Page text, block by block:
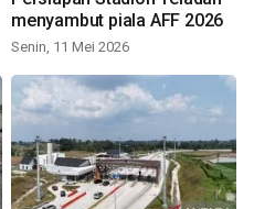
menyambut piala AFF 2026
Senin, 11 Mei 2026